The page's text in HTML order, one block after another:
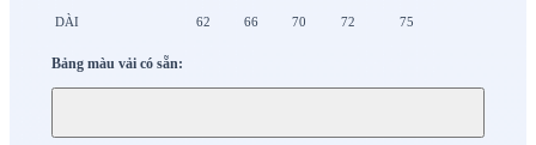
DÀI 62 66 70 72 75
Bảng màu vải có sẵn: